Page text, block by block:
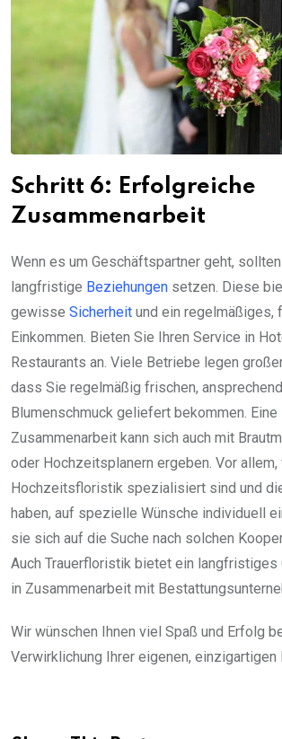
Schritt 6: Erfolgreiche
Zusammenarbeit
Wenn es um Geschäftspartner geht,
langfristige Beziehungen setzen. Diese
gewisse Sicherheit und ein regelmäßiges,
Einkommen. Bieten Sie Ihren Service in
Restaurants an. Viele Betriebe legen
dass Sie regelmäßig frischen,
Blumenschmuck geliefert bekommen.
Zusammenarbeit kann sich auch mit
oder Hochzeitsplanern ergeben. Vor allem,
Hochzeitsfloristik spezialisiert sind und
haben, auf spezielle Wünsche individuell
sie sich auf die Suche nach solchen
Auch Trauerfloristik bietet ein langfristiges
in Zusammenarbeit mit
Wir wünschen Ihnen viel Spaß und Erfolg
Verwirklichung Ihrer eigenen, einzigartigen